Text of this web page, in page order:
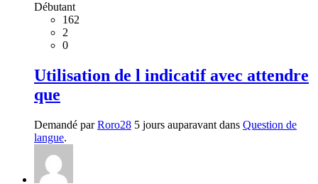
Débutant
162
2
0
Utilisation de l indicatif avec attendre
que
Demandé parRoro28 5 jours auparavant dans Question de
langue.